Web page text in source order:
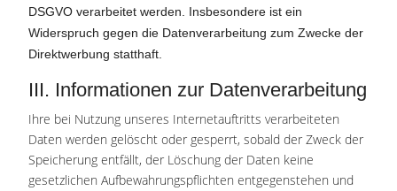
DSGVO verarbeitet werden. Insbesondere ist ein
Widerspruch gegen die Datenverarbeitung zum Zwecke der
Direktwerbung statthaft.
III. Informationen zur Datenverarbeitung
Ihre bei Nutzung unseres Internetauftritts verarbeiteten
Daten werden gelöscht oder gesperrt, sobald der Zweck der
Speicherung entfällt, der Löschung der Daten keine
gesetzlichen Aufbewahrungspflichten entgegenstehen und